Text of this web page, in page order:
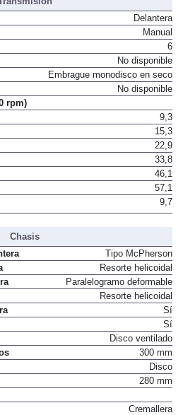
Delantera
Manual
6
No disponible
Embrague monodisco en seco
No disponible
rpm)
9,3
15,3
22,9
33,8
46,1
57,1
9,7
Chasis
Tipo McPherson
Resorte helicoidal
Paralelogramo deformable
Resorte helicoidal
Sí
Sí
Disco ventilado
300 mm
Disco
280 mm
Cremallera